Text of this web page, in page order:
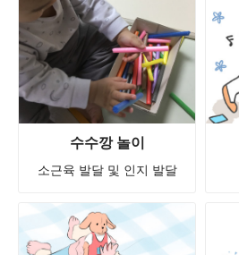
수수깡 놀이
소근육 발달 및 인지 발달